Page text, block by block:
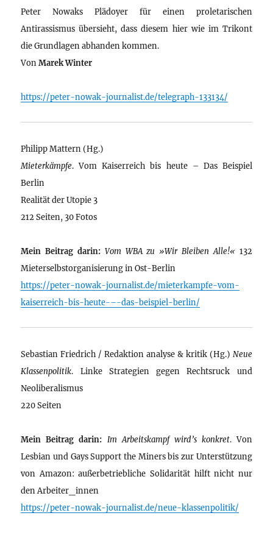
Peter Nowaks Plädoyer für einen proletarischen
Antirassismus übersieht, dass diesem hier wie im Trikont
die Grundlagen abhanden kommen.
VonMarek Winter
https://peter-nowak-journalist.de/telegraph-133134/
Philipp Mattern (Hg.)
Mieterkämpfe. Vom Kaiserreich bis heute – Das Beispiel
Berlin
Realität der Utopie 3
212 Seiten, 30 Fotos
Mein Beitrag darin: Vom WBA zu »Wir Bleiben Alle!« 132
Mieterselbstorganisierung in Ost-Berlin
https://peter-nowak-journalist.de/mieterkampfe-vom-
kaiserreich-bis-heute-–-das-beispiel-berlin/
Sebastian Friedrich / Redaktion analyse & kritik (Hg.) Neue
Klassenpolitik. Linke Strategien gegen Rechtsruck und
Neoliberalismus
220 Seiten
Mein Beitrag darin: Im Arbeitskampf wird’s konkret. Von
Lesbian und Gays Support the Miners bis zur Unterstützung
von Amazon: außerbetriebliche Solidarität hilft nicht nur
den Arbeiter_innen
https://peter-nowak-journalist.de/neue-klassenpolitik/